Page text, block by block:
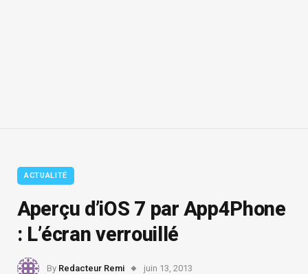
ACTUALITÉ
Aperçu d’iOS 7 par App4Phone
: L’écran verrouillé
By Redacteur Remi
juin 13, 2013